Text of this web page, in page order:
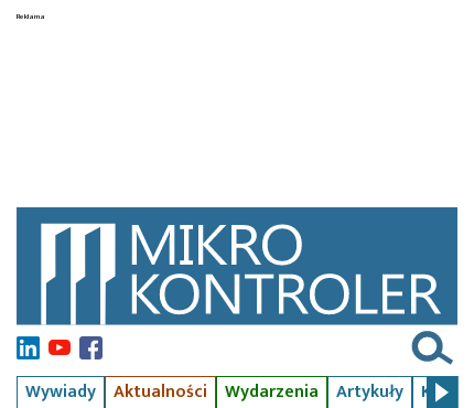
Wywiady Aktualności Wydarzenia Artykuły Kursy